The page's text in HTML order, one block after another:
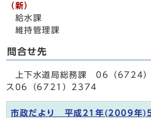
（新）
給水課
維持管理課
問合せ先
上下水道局総務課 06（6724
ス06（6721）2374
市政だより 平成21年(2009年